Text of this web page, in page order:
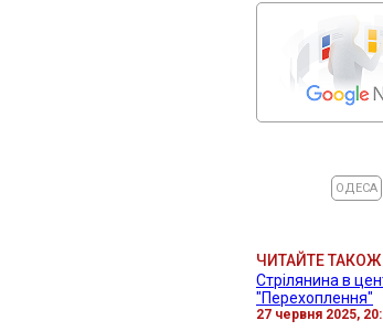
ОДЕСА
ЧИТАЙТЕ ТАКОЖ
Стрілянина в
"Перехоплення"
27 червня 2025,